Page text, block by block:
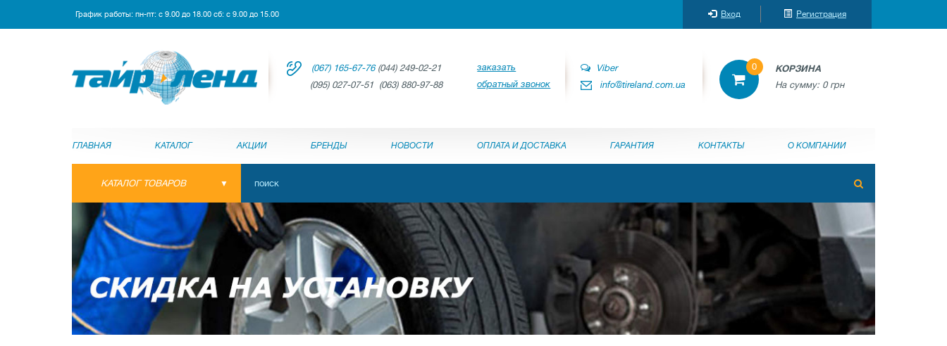
График работы: пн-пт: с 9.00 до 18.00 сб: с 9.00 до 15.00 Вход Регистрация
(067) 165-67-76(044) 249-02-21
(095) 027-07-51 (063) 880-97-88
заказать
обратный звонок
Viber
info@tireland.com.ua
0
КОРЗИНА
На сумму: 0 грн
ГЛАВНАЯ КАТАЛОГ АКЦИИ БРЕНДЫ НОВОСТИ ОПЛАТА И ДОСТАВКА ГАРАНТИЯ КОНТАКТЫ О КОМПАНИИ
КАТАЛОГ ТОВАРОВ